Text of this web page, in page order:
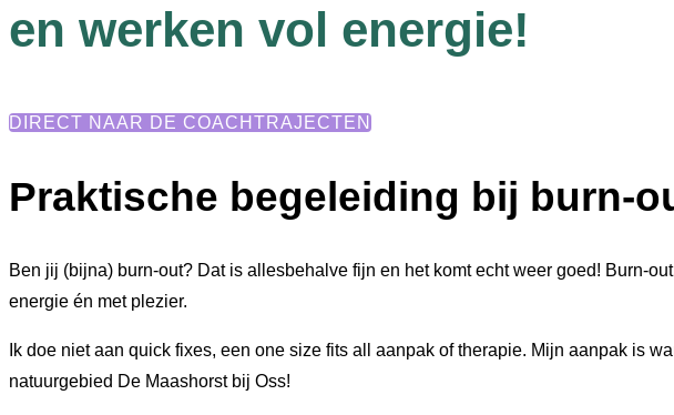
en werken vol energie!
DIRECT NAAR DE COACHTRAJECTEN
Praktische begeleiding bij burn-
Ben jij (bijna) burn-out? Dat is allesbehalve fijn en het komt echt weer goed! Burn-
energie én met plezier.
Ik doe niet aan quick fixes, een one size fits all aanpak of therapie. Mijn aanpak is
natuurgebied De Maashorst bij Oss!